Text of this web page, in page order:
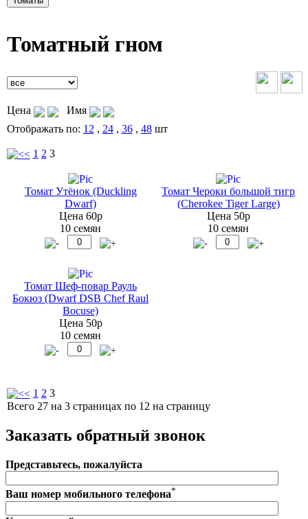
Томатный гном
Цена
Имя
Отображать по: 12 , 24, 36, 48шт
1 2 3
Томат Утёнок (Duckling
Dwarf)
Цена 60р
10 семян
Томат Чероки большой тигр
(Cherokee Tiger Large)
Цена 50р
10 семян
Томат Шеф-повар Рауль
Бокюз (Dwarf DSB Chef Raul
Bocuse)
Цена 50р
10 семян
1 2 3
Всего 27 на 3 страницах по 12 на страницу
Заказать обратный звонок
Представьтесь, пожалуйста
Ваш номер мобильного телефона*